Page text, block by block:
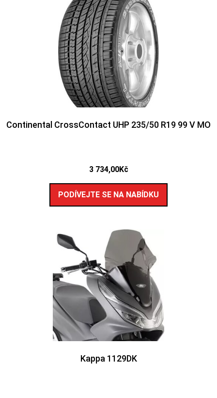
Continental CrossContact UHP 235/50 R19 99 V MO
3 734,00Kč
PODÍVEJTE SE NA NABÍDKU
Kappa 1129DK